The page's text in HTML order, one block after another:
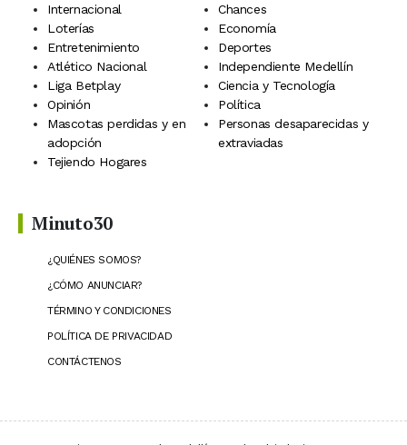
Internacional
Chances
Loterías
Economía
Entretenimiento
Deportes
Atlético Nacional
Independiente Medellín
Liga Betplay
Ciencia y Tecnología
Opinión
Política
Mascotas perdidas y en
adopción
Personas desaparecidas y
extraviadas
Tejiendo Hogares
Minuto30
¿QUIÉNES SOMOS?
¿CÓMO ANUNCIAR?
TÉRMINO Y CONDICIONES
POLÍTICA DE PRIVACIDAD
CONTÁCTENOS